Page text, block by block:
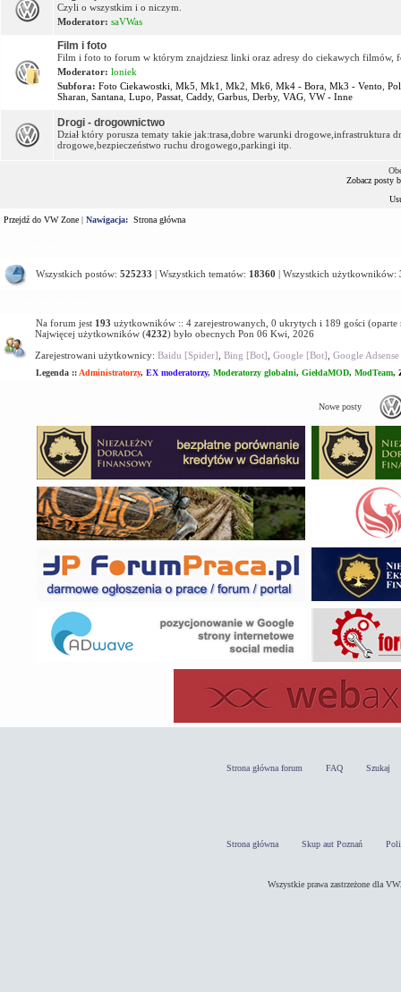
Czyli o wszystkim i o niczym.
Moderator: saVWas
Film i foto
Film i foto to forum w którym znajdziesz linki oraz adresy do ciekawych filmów,
Moderator: loniek
Subfora: Foto Ciekawostki Mk5 Mk1 Mk2 Mk6 Mk4 - Bora Mk3 - Vento
Sharan Santana Lupo Passat Caddy, Garbus Derby, VAG VW - Inne
Drogi - drogownictwo
Dział który porusza tematy takie jak:trasa,dobre warunki drogowe,infrastruktura
drogowe,bezpieczeństwo ruchu drogowego,parkingi itp.
Zobacz posty
Przejdź do VW Zone | Nawigacja: Strona główna
Wszystkich postów: 525233 | Wszystkich tematów: 18360 | Wszystkich użytkowników:
Na forum jest 193 użytkowników :: 4 zarejestrowanych, 0 ukrytych i 189 gości
Najwięcej użytkowników (4232) było obecnych Pon 06 Kwi, 2026
Zarejestrowani użytkownicy: Baidu [Spider] Bing [Bot] Google [Bot] Google
Legenda :: Administratorzy, EX moderatorzy, Moderatorzy globalni, GiełdaMOD, ModTeam,
Nowe posty
Strona główna forum FAQ Szukaj
Strona główna Skup aut Poznań
Wszystkie prawa zastrzeżone dla